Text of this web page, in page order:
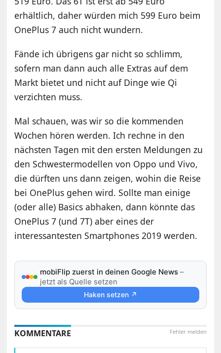
erhältlich, daher würden mich 599 Euro beim
OnePlus 7 auch nicht wundern.
Fände ich übrigens gar nicht so schlimm,
sofern man dann auch alle Extras auf dem
Markt bietet und nicht auf Dinge wie Qi
verzichten muss.
Mal schauen, was wir so die kommenden
Wochen hören werden. Ich rechne in den
nächsten Tagen mit den ersten Meldungen zu
den Schwestermodellen von Oppo und Vivo,
die dürften uns dann zeigen, wohin die Reise
bei OnePlus gehen wird. Sollte man einige
(oder alle) Basics abhaken, dann könnte das
OnePlus 7 (und 7T) aber eines der
interessantesten Smartphones 2019 werden.
mobiFlip zuerst in deinen Google News –
jetzt als Quelle setzen
Haken setzen ↗
Fehler melden
KOMMENTARE